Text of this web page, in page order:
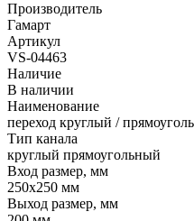
Производитель
Гамарт
Артикул
VS-04463
Наличие
В наличии
Наименование
переход круглый /
Тип канала
круглый прямоугольный
Вход размер, мм
250х250 мм
Выход размер, мм